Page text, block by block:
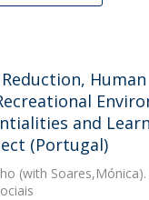
and
(Portugal)
(with